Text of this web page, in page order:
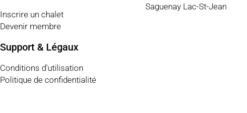
Inscrire un chalet
Devenir membre
Support & Légaux
Conditions d'utilisation
Politique de confidentialité
Saguenay Lac-St-Jean